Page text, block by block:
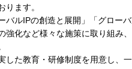
ます。
バルIPの創造と展開」「グロー
強化など様々な施策に取り組み
た教育・研修制度を用意し、